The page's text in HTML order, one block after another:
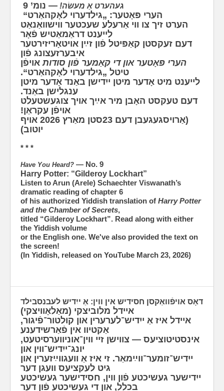
געהערט אַ מעשׂה! — נומ’ 9
הערי פּאָטער: „גילדערוי לאָקהאַרט“
ה‫ערט זיך צו ווי אַרעלע שעכטער ווישוואַנאַט
לייענט דראַמאַטיש פֿאָר
דעם זעקסטן קאַפּיטל פֿון זײַן אויטאָריזירטער
איבערזעצונג פֿון
הערי פּאָטער און די קאַמער פֿון סודותאויפֿן
טיטל „גילדערוי לאָקהאַרט“.
ליי‫ענט מיט אָדער מיטן ייִדישן באַנד אָדער מיטן
ענגלישן באַנד.
ד‫עם טעקסט האָבן מיר אײַך אויך צוגעשטעלט
אויפֿן עקראַן!
(אַרויסגעגעבן דעם 23סטן מאַרץ 2026 אויף
יוטוב)
* * *
Have You Heard? — No. 9
Harry Potter: “Gilderoy Lockhart”
Listen to Arun (Arele) Schaechter Viswanath’s
dramatic reading of chapter 6
of his authorized Yiddish translation of Harry Potter
and the Chamber of Secrets,
titled “Gilderoy Lockhart”. Read along with either
the Yiddish volume
or the English one. We've also provided the text on
the screen!
(In Yiddish, released on YouTube March 23, 2026)
‫דאָס אויפֿוואַקסן חסידיש אין ווין: אַ ייִדיש לעבנסבילד
איידל מלוביצקי (מאַלאָוויצקי)
איידל איז אַ ייִדיש־לערערין און קולטור־פֿיגור,
אַקטיוו אין פֿאַרשידענע
אינסטיטוציעס — צווישן זיי ווין־אוניווערסיטעט,
יונג־ייִדיש־ווין און
ייִדיש־זומער־ווײַמאַר. זי איז אַ וועגווײַזערין און
גיט לעקציעס וועגן דער
ייִדישער געשיכטע פֿון ווין, חסידישער געשיכטע
בכלל, און די געשיכטע פֿון דער